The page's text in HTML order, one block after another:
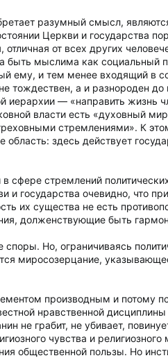
разумный смысл,
Церкви и государства
от всех других
мыслима как социальный
ему, и тем менее входящий в
тождествен, а и разнороден
иерархии — «направить жизнь
власти есть «духовный
стремлениями». К
здесь действует
сфере стремлений
государства очевидно, что
их существа не есть
долженствующие быть
Но, ограничиваясь
миросозерцание,
производным и потому
нравственной
не грабит, не убивает,
чувства и
общественной пользы. Но